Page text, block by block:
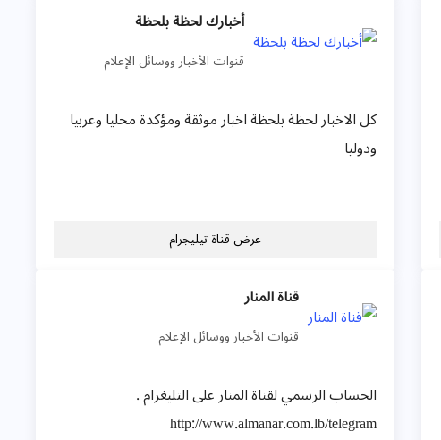
أخبارك لحظة بلحظة
قنوات الأخبار ووسائل الإعلام
كل الاخبار لحظة بلحظة اخبار موثقة ومؤكدة محليا وعربيا
ودوليا
عرض قناة تيليجرام
قناة المنار
قنوات الأخبار ووسائل الإعلام
الحساب الرسمي لقناة المنار على التليغرام .
http://www.almanar.com.lb/telegram